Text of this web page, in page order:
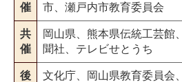
催
市、瀬戸内市教育委員会
共
催
岡山県、熊本県伝統工芸館
聞社、テレビせとうち
後
文化庁、岡山県教育委員会